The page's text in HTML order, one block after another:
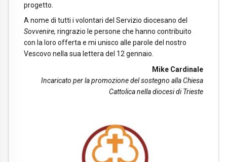
progetto.
A nome di tutti i volontari del Servizio diocesano del
Sovvenire, ringrazio le persone che hanno contribuito
con la loro offerta e mi unisco alle parole del nostro
Vescovo nella sua lettera del 12 gennaio.
Mike Cardinale
Incaricato per la promozione del sostegno alla Chiesa
Cattolica nella diocesi di Trieste